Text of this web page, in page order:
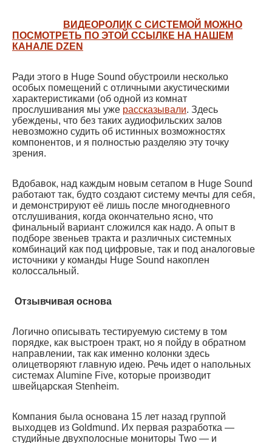
ВИДЕОРОЛИК С СИСТЕМОЙ МОЖНО
ПОСМОТРЕТЬ ПО ЭТОЙ ССЫЛКЕ НА НАШЕМ
КАНАЛЕ DZEN
Ради этого в Huge Sound обустроили несколько
особых помещений с отличными акустическими
характеристиками (об одной из комнат
прослушивания мы уже рассказывали. Здесь
убеждены, что без таких аудиофильских залов
невозможно судить об истинных возможностях
компонентов, и я полностью разделяю эту точку
зрения.
Вдобавок, над каждым новым сетапом в Huge Sound
работают так, будто создают систему мечты для себя,
и демонстрируют её лишь после многодневного
отслушивания, когда окончательно ясно, что
финальный вариант сложился как надо. А опыт в
подборе звеньев тракта и различных системных
комбинаций как под цифровые, так и под аналоговые
источники у команды Huge Sound накоплен
колоссальный.
Отзывчивая основа
Логично описывать тестируемую систему в том
порядке, как выстроен тракт, но я пойду в обратном
направлении, так как именно колонки здесь
олицетворяют главную идею. Речь идет о напольных
системах Alumine Five, которые производит
швейцарская Stenheim.
Компания была основана 15 лет назад группой
выходцев из Goldmund. Их первая разработка —
студийные двухполосные мониторы Two — и